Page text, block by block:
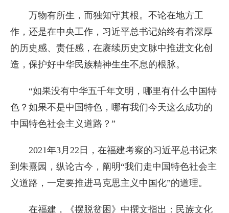
万物有所生，而独知守其根。不论在地方工
作，还是在中央工作，习近平总书记始终有着深厚
的历史感、责任感，在赓续历史文脉中推进文化创
造，保护好中华民族精神生生不息的根脉。
“如果没有中华五千年文明，哪里有什么中国特
色？如果不是中国特色，哪有我们今天这么成功的
中国特色社会主义道路？”
2021年3月22日，在福建考察的习近平总书记来
到朱熹园，纵论古今，阐明“我们走中国特色社会主
义道路，一定要推进马克思主义中国化”的道理。
在福建，《摆脱贫困》中撰文指出：民族文化